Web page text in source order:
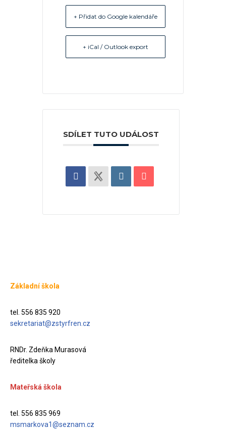
+ Přidat do Google kalendáře
+ iCal / Outlook export
SDÍLET TUTO UDÁLOST
Základní škola
tel. 556 835 920
sekretariat@zstyrfren.cz
RNDr. Zdeňka Murasová
ředitelka školy
Mateřská škola
tel. 556 835 969
msmarkova1@seznam.cz